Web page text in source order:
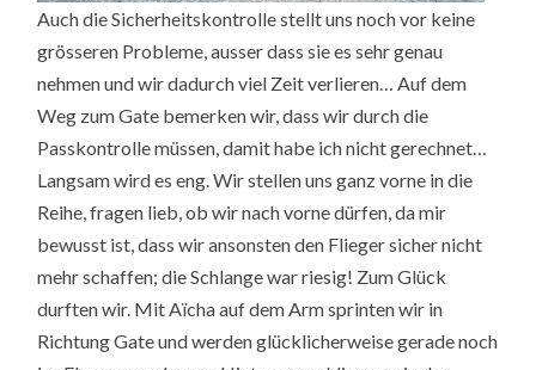
Auch die Sicherheitskontrolle stellt uns noch vor keine
grösseren Probleme, ausser dass sie es sehr genau
nehmen und wir dadurch viel Zeit verlieren… Auf dem
Weg zum Gate bemerken wir, dass wir durch die
Passkontrolle müssen, damit habe ich nicht gerechnet…
Langsam wird es eng. Wir stellen uns ganz vorne in die
Reihe, fragen lieb, ob wir nach vorne dürfen, da mir
bewusst ist, dass wir ansonsten den Flieger sicher nicht
mehr schaffen; die Schlange war riesig! Zum Glück
durften wir. Mit Aïcha auf dem Arm sprinten wir in
Richtung Gate und werden glücklicherweise gerade noch